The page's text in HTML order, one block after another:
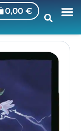
0,00€